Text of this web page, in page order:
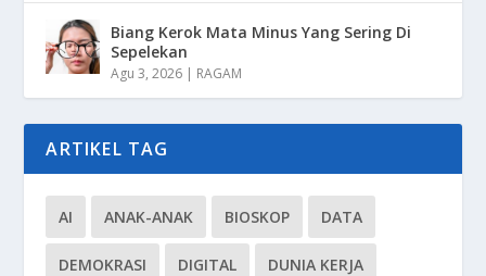
Biang Kerok Mata Minus Yang Sering Di
Sepelekan
Agu 3, 2026 | RAGAM
ARTIKEL TAG
AI ANAK-ANAK BIOSKOP DATA
DEMOKRASI DIGITAL DUNIA KERJA